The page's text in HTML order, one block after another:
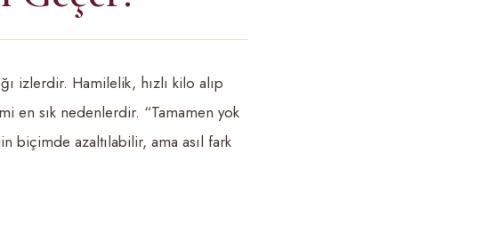
izlerdir. Hamilelik, hızlı kilo alıp
en sık nedenlerdir. “Tamamen yok
biçimde azaltılabilir, ama asıl fark